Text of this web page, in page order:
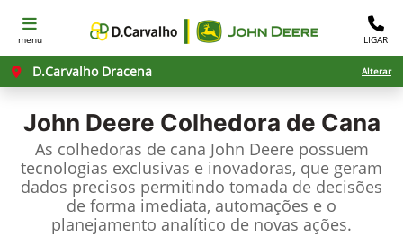
menu LIGAR
D.Carvalho Dracena Alterar
John Deere Colhedora de Cana
As colhedoras de cana John Deere possuem
tecnologias exclusivas e inovadoras, que geram
dados precisos permitindo tomada de decisões
de forma imediata, automações e o
planejamento analítico de novas ações.